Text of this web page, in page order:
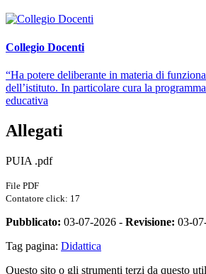
Collegio Docenti
“Ha potere deliberante in materia di
dell’istituto. In particolare cura la
educativa
Allegati
PUIA .pdf
File PDF
Contatore click: 17
Pubblicato: 03-07-2026 - Revisione: 03-
Tag pagina: Didattica
Questo sito o gli strumenti terzi da questo